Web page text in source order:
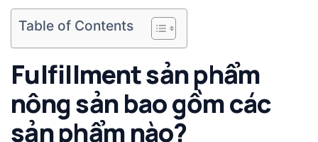
Table of Contents
Fulfillment sản phẩm
nông sản bao gồm các
sản phẩm nào?